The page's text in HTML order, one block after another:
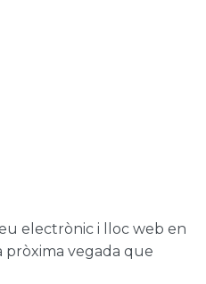
electrònic i lloc web en
pròxima vegada que